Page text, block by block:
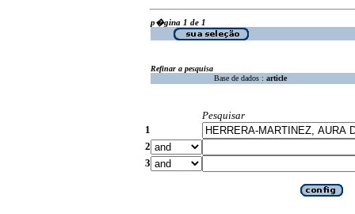
p�gina 1 de 1
Refinar a pesquisa
Base de dados : article
Pesquisar
1
2
3